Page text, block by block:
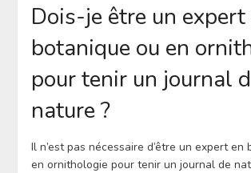
Dois-je être un expert
botanique ou en
pour tenir un journal
nature ?
Il n’est pas nécessaire d’être un expert en
en ornithologie pour tenir un journal de